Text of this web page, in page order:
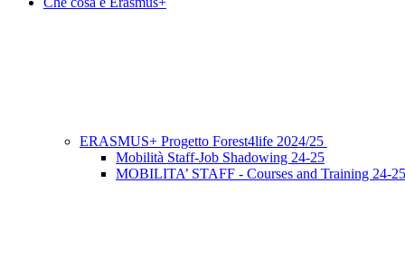
ERASMUS+ Progetto Forest4life 2024/25
Mobilità Staff-Job Shadowing 24-25
MOBILITA’ STAFF - Courses and Training 24-25